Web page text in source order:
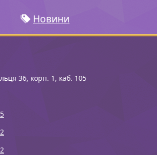
Новини
36, корп. 1, каб. 105